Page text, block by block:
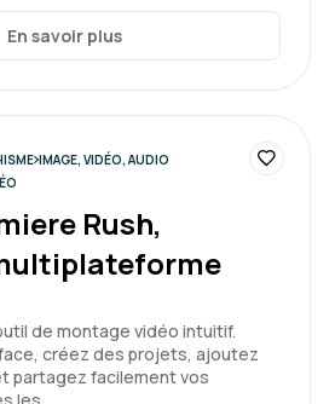
En savoir plus
IMAGE, VIDÉO, AUDIO
Rush,
de montage vidéo intuitif.
créez des projets, ajoutez
partagez facilement vos